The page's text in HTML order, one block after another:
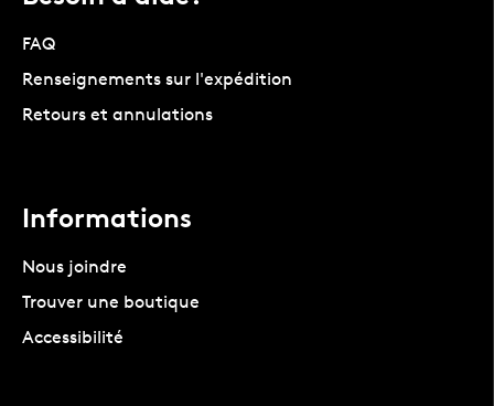
FAQ
Renseignements sur l'expédition
Retours et annulations
Informations
Nous joindre
Trouver une boutique
Accessibilité